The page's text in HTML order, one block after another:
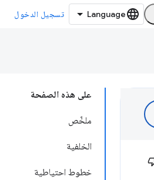
تسجيل الدخول
على هذه الصفحة
ملخّص
الخلفية
خطوط احتياطية